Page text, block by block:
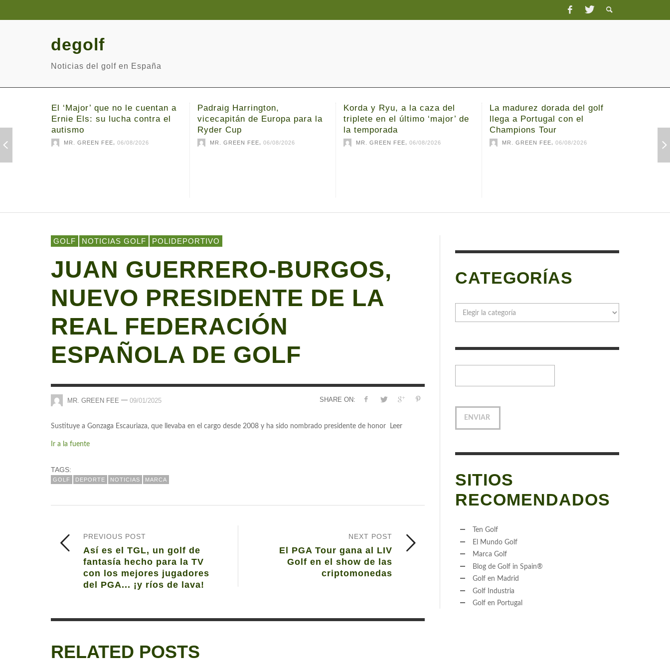
degolf
Noticias del golf en España
El ‘Major’ que no le cuentan a
Ernie Els: su lucha contra el
autismo
MR. GREEN FEE 06/08/2026
Padraig Harrington,
vicecapitán de Europa para la
Ryder Cup
MR. GREEN FEE 06/08/2026
Korda y Ryu, a la caza del
triplete en el último ‘major’ de
la temporada
MR. GREEN FEE 06/08/2026
La madurez dorada del golf
llega a Portugal con el
Champions Tour
MR. GREEN FEE 06/08/2026
GOLF NOTICIAS GOLF POLIDEPORTIVO
JUAN GUERRERO-BURGOS,
NUEVO PRESIDENTE DE LA
REAL FEDERACIÓN
ESPAÑOLA DE GOLF
SHARE ON:
MR. GREEN FEE — 09/01/2025
Sustituye a Gonzaga Escauriaza, que llevaba en el cargo desde 2008 y ha sido nombrado presidente de honor Leer
Ir a la fuente
TAGS:
GOLF DEPORTE NOTICIAS MARCA
NEXT POST
El PGA Tour gana al LIV
Golf en el show de las
criptomonedas
PREVIOUS POST
Así es el TGL, un golf de
fantasía hecho para la TV
con los mejores jugadores
del PGA... ¡y ríos de lava!
RELATED POSTS
CATEGORÍAS
SITIOS
RECOMENDADOS
Ten Golf
El Mundo Golf
Marca Golf
Blog de Golf in Spain®
Golf en Madrid
Golf Industria
Golf en Portugal